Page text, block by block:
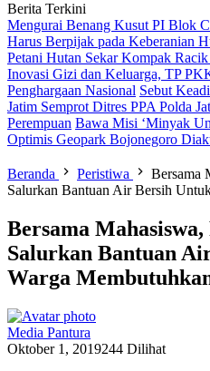
Berita Terkini
Mengurai Benang Kusut PI Blok
Harus Berpijak pada Keberanian
Petani Hutan Sekar Kompak
Inovasi Gizi dan Keluarga, TP
Penghargaan Nasional Sebut
Jatim Semprot Ditres PPA Polda
Perempuan Bawa Misi ‘Minyak
Optimis Geopark Bojonegoro
Beranda Peristiwa
Bersama
Salurkan Bantuan Air Bersih
Bersama
Salurkan Bantuan
Warga
Media Pantura
Oktober 1, 2019244 Dilihat